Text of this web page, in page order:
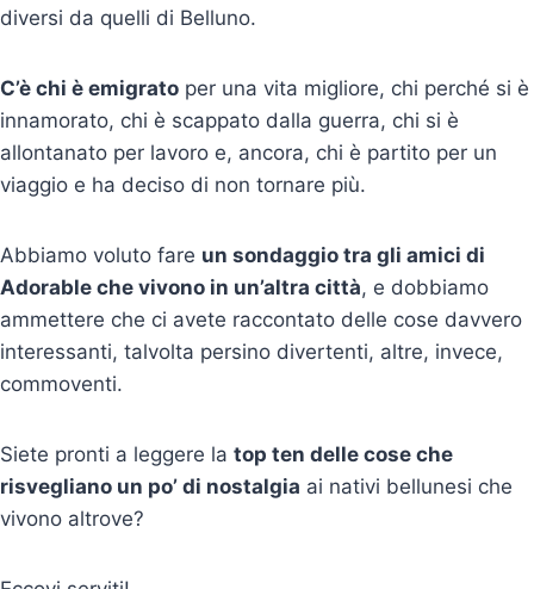
diversi da quelli di Belluno.
C’è chi è emigrato per una vita migliore, chi perché si è
innamorato, chi è scappato dalla guerra, chi si è
allontanato per lavoro e, ancora, chi è partito per un
viaggio e ha deciso di non tornare più.
Abbiamo voluto fare un sondaggio tra gli amici di
Adorable che vivono in un’altra città, e dobbiamo
ammettere che ci avete raccontato delle cose davvero
interessanti, talvolta persino divertenti, altre, invece,
commoventi.
Siete pronti a leggere la top ten delle cose che
risvegliano un po’ di nostalgia ai nativi bellunesi che
vivono altrove?